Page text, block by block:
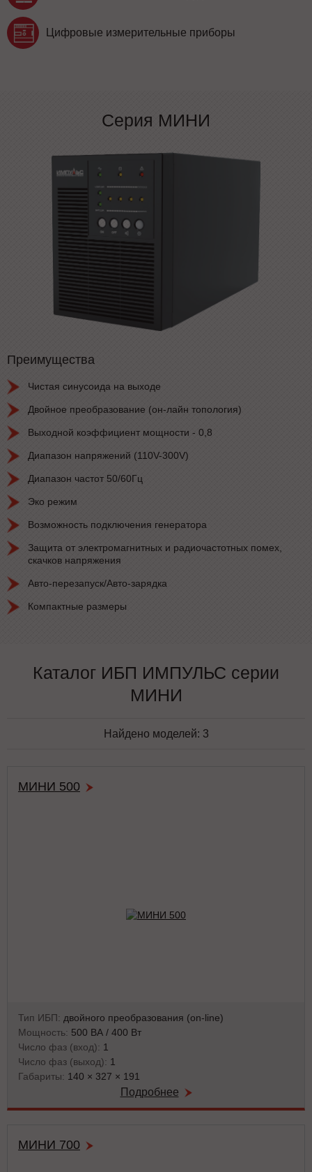
Цифровые измерительные приборы
Серия МИНИ
Преимущества
Чистая синусоида на выходе
Двойное преобразование (он-лайн топология)
Выходной коэффициент мощности - 0,8
Диапазон напряжений (110V-300V)
Диапазон частот 50/60Гц
Эко режим
Возможность подключения генератора
Защита от электромагнитных и радиочастотных помех,
скачков напряжения
Авто-перезапуск/Авто-зарядка
Компактные размеры
Каталог ИБП ИМПУЛЬС серии
МИНИ
Найдено моделей: 3
МИНИ 500
Тип ИБП: двойного преобразования (on-line)
Мощность: 500 ВА / 400 Вт
Число фаз (вход): 1
Число фаз (выход): 1
Габариты: 140 × 327 × 191
Подробнее
МИНИ 700